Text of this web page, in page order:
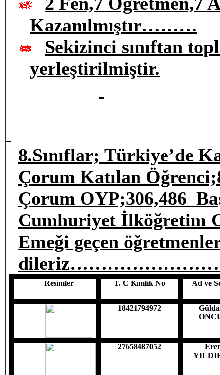
Kazanılmıştır………
Sekizinci sınıftan
yerleştirilmiştir.
8.Sınıflar; Türkiye’de
Çorum Katılan
Çorum OYP;306,486
Cumhuriyet İlköğretim
Emeği geçen
Resimler T. C Kimlik No Ad ve
18421794972
27658487052